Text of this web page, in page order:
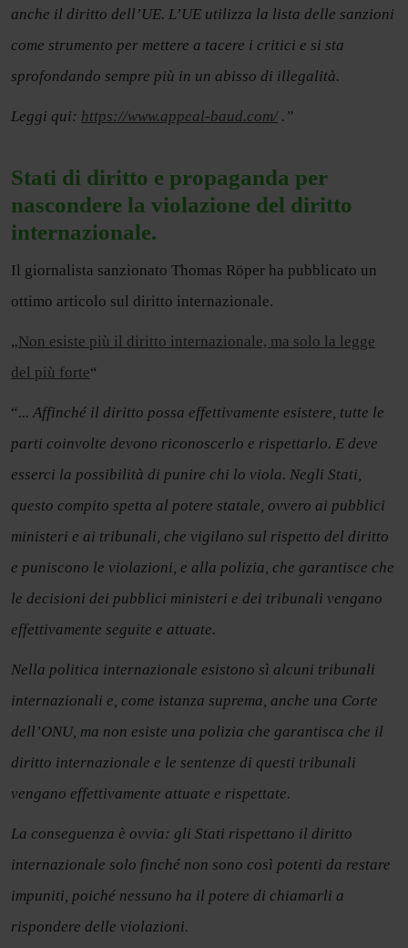
anche il diritto dell’UE. L’UE utilizza la lista delle sanzioni
come strumento per mettere a tacere i critici e si sta
sprofondando sempre più in un abisso di illegalità.
Leggi qui: https://www.appeal-baud.com/ .”
Stati di diritto e propaganda per
nascondere la violazione del diritto
internazionale.
Il giornalista sanzionato Thomas Röper ha pubblicato un
ottimo articolo sul diritto internazionale.
„Non esiste più il diritto internazionale, ma solo la legge
del più forte“
“... Affinché il diritto possa effettivamente esistere, tutte le
parti coinvolte devono riconoscerlo e rispettarlo. E deve
esserci la possibilità di punire chi lo viola. Negli Stati,
questo compito spetta al potere statale, ovvero ai pubblici
ministeri e ai tribunali, che vigilano sul rispetto del diritto
e puniscono le violazioni, e alla polizia, che garantisce che
le decisioni dei pubblici ministeri e dei tribunali vengano
effettivamente seguite e attuate.
Nella politica internazionale esistono sì alcuni tribunali
internazionali e, come istanza suprema, anche una Corte
dell’ONU, ma non esiste una polizia che garantisca che il
diritto internazionale e le sentenze di questi tribunali
vengano effettivamente attuate e rispettate.
La conseguenza è ovvia: gli Stati rispettano il diritto
internazionale solo finché non sono così potenti da restare
impuniti, poiché nessuno ha il potere di chiamarli a
rispondere delle violazioni.